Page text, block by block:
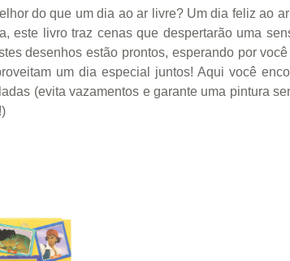
do que um dia ao ar livre? Um dia feliz ao
este livro traz cenas que despertarão uma
desenhos estão prontos, esperando por
um dia especial juntos! Aqui você
(evita vazamentos e garante uma pintura